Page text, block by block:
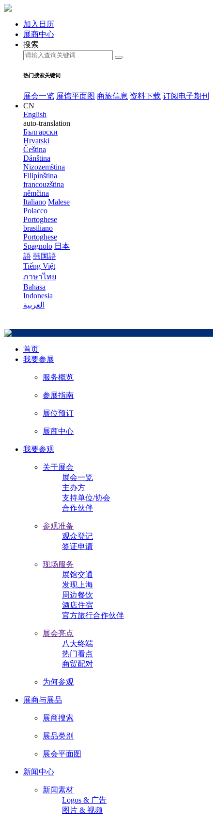
加入日历
展商中心
搜索
热门搜索关键词
展会一览 展馆平面图 商旅信息 资料下载 订阅电子期刊
CN
English
auto-translation
Български
Hrvatski
Čeština
Dánština
Nizozemština
Filipínština
francouzština
němčina
Italiano Malese
Polacco
Portoghese
brasiliano
Portoghese
Spagnolo 日本
語 韩国語
Tiếng Việt
ภาษาไทย
Bahasa
Indonesia
العربية
首页
我要参展
服务概览
参展指南
展位预订
展商中心
我要参观
关于展会
展会一览
主办方
支持单位/协会
合作伙伴
参观准备
观众登记
签证申请
现场服务
展馆交通
发现上海
周边餐饮
酒店住宿
官方旅行合作伙伴
展会亮点
八大终端
热门看点
商贸配对
为何参观
展商与展品
展商搜索
展品类别
展会平面图
新闻中心
新闻素材
Logos & 广告
图片 & 视频